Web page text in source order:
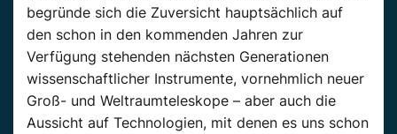
begründe sich die Zuversicht hauptsächlich auf
den schon in den kommenden Jahren zur
Verfügung stehenden nächsten Generationen
wissenschaftlicher Instrumente, vornehmlich neuer
Groß- und Weltraumteleskope – aber auch die
Aussicht auf Technologien, mit denen es uns schon